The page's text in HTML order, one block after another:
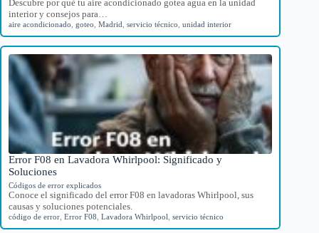
Descubre por qué tu aire acondicionado gotea agua en la unidad
interior y consejos para…
aire acondicionado goteo Madrid servicio técnico unidad interior
Error F08 en Lavadora Whirlpool: Significado y
Soluciones
Códigos de error explicados
Conoce el significado del error F08 en lavadoras Whirlpool, sus
causas y soluciones potenciales.
código de error Error F08 Lavadora Whirlpool servicio técnico